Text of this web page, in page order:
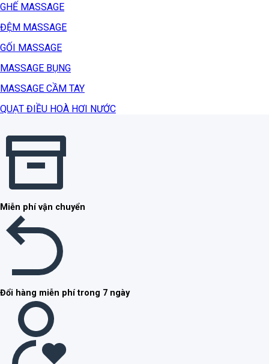
GHẾ MASSAGE
ĐỆM MASSAGE
GỐI MASSAGE
MASSAGE BỤNG
MASSAGE CẦM TAY
QUẠT ĐIỀU HOÀ HƠI NƯỚC
Miễn phí vận chuyển
Đổi hàng miễn phí trong 7 ngày